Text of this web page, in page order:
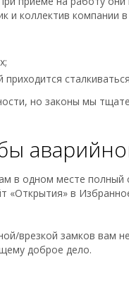
коллектив компании
но законы мы
в одном месте
«Открытия» в
врезкой замков вам
доброе дело.